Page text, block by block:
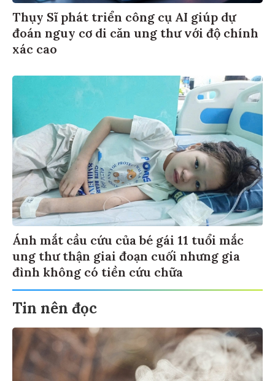
Thụy Sĩ phát triển công cụ AI giúp dự
đoán nguy cơ di căn ung thư với độ chính
xác cao
Ánh mắt cầu cứu của bé gái 11 tuổi mắc
ung thư thận giai đoạn cuối nhưng gia
đình không có tiền cứu chữa
Tin nên đọc